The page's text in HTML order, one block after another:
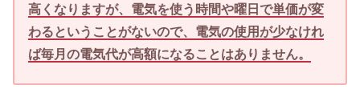
高くなりますが、電気を使う時間や曜日で単価が変
わるということがないので、電気の使用が少なけれ
ば毎月の電気代が高額になることはありません。